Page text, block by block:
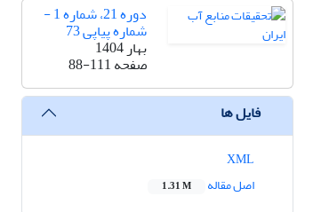
دوره 21، شماره 1 -
شماره پیاپی 73
بهار 1404
صفحه88-111
فایل ها
اصل مقاله
1.31 M